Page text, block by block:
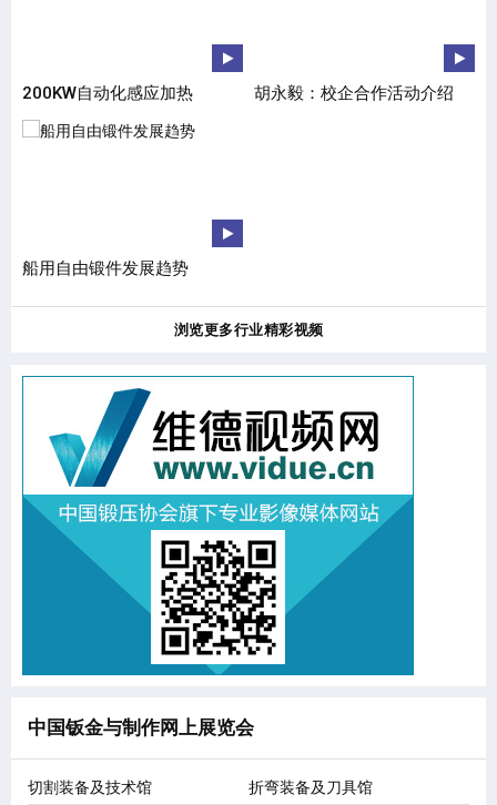
200KW自动化感应加热 胡永毅：校企合作活动介绍
船用自由锻件发展趋势
浏览更多行业精彩视频
中国钣金与制作网上展览会
切割装备及技术馆 折弯装备及刀具馆